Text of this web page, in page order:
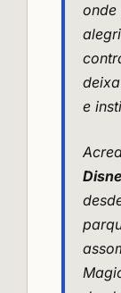
onde
e